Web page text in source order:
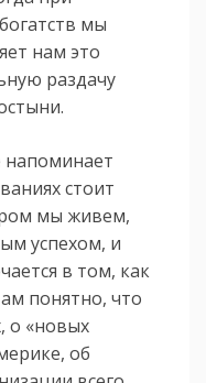
мы
нам это
раздачу
напоминает
стоит
мы живем,
успехом, и
в том, как
понятно, что
о «новых
об